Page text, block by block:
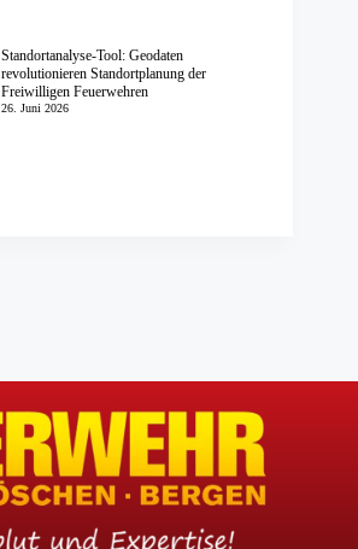
Standortanalyse-Tool: Geodaten
revolutionieren Standortplanung der
Freiwilligen Feuerwehren
26. Juni 2026